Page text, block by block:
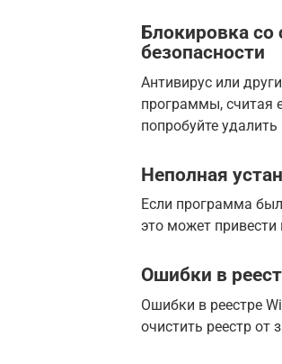
Блокировка со
безопасности
Антивирус или
программы, считая
попробуйте
Неполная
Если программа
это может
Ошибки в
Ошибки в реестре
очистить реестр от